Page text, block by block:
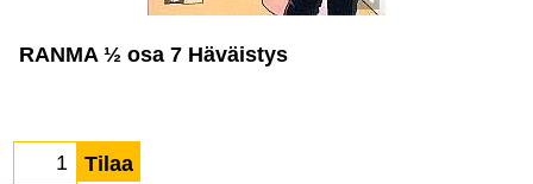
RANMA ½ osa 7 Häväistys
Tilaa